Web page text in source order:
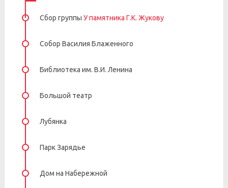
Сбор группы У памятника Г.К. Жукову
Собор Василия Блаженного
Библиотека им. В.И. Ленина
Большой театр
Лубянка
Парк Зарядье
Дом на Набережной